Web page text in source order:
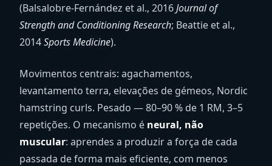
(Balsalobre-Fernández et al., 2016Journal of
Strength and Conditioning Research; Beattie et al.,
2014Sports Medicine).
Movimentos centrais: agachamentos,
levantamento terra, elevações de gémeos, Nordic
hamstring curls. Pesado — 80–90 % de 1 RM, 3–5
repetições. O mecanismo é neural, não
muscular: aprendes a produzir a força de cada
passada de forma mais eficiente, com menos